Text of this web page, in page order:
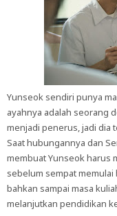
Yunseok sendiri punya
ayahnya adalah seorang
menjadi penerus, jadi dia
Saat hubungannya dan
membuat Yunseok harus
sebelum sempat
bahkan sampai masa
melanjutkan pendidikan